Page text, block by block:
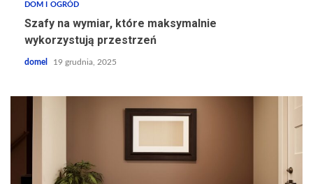
DOM I OGRÓD
Szafy na wymiar, które maksymalnie
wykorzystują przestrzeń
domel 19 grudnia, 2025